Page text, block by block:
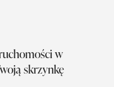
w
skrzynkę